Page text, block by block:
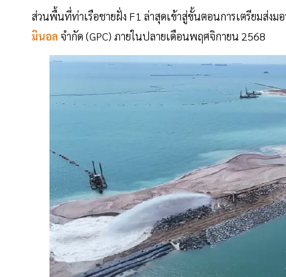
ส่วนพื้นที่ท่าเรือชายฝั่ง F1 ล่าสุดเข้าสู่ขั้นตอนการเตรียมส่ง
มินอล จำกัด (GPC) ภายในปลายเดือนพฤศจิกายน 2568